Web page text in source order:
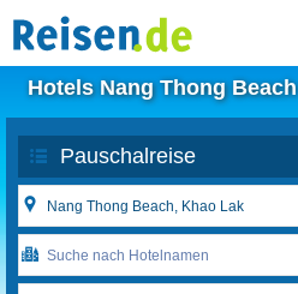
Hotels Nang Thong Beach